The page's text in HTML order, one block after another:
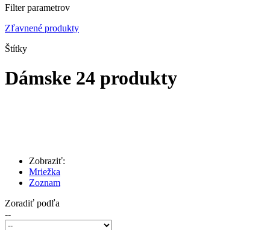
Filter parametrov
Zľavnené produkty
Štítky
Dámske 24 produkty
Zobraziť:
Mriežka
Zoznam
Zoradiť podľa
--